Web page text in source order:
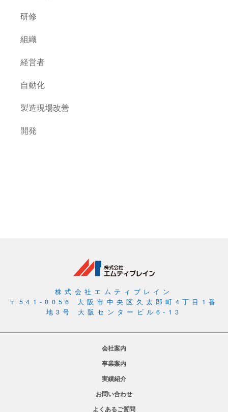
研修
組織
経営者
自動化
製造現場改善
開発
株式会社エムティブレイン
〒541-0056 大阪市中央区久太郎町4丁目1番
地3号 大阪センタービル6-13
会社案内
事業案内
実績紹介
お問い合わせ
よくあるご質問